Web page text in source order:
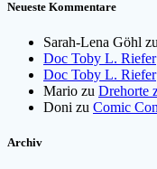
Neueste Kommentare
Sarah-Lena Göhl zu
Doc Toby L. Riefer
Doc Toby L. Riefer
Mario zu Drehorte
Doni zu Comic
Archiv